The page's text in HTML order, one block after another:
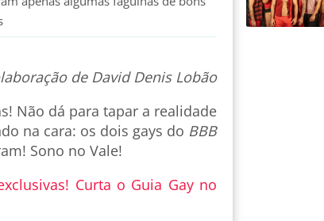
de David Denis Lobão
Não dá para tapar a realidade
na cara: os dois gays do BBB
Sono no Vale!
Curta o Guia Gay no